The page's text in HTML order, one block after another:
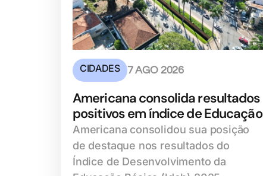
CIDADES 7 AGO 2026
Americana consolida resultados
positivos em índice de Educação
Americana consolidou sua posição
de destaque nos resultados do
Índice de Desenvolvimento da